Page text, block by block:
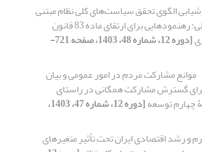
الگوی تحقق سیاست‌های کلی نظام مبتنی
بر شاخص‌های بین‌المللی: رهنمودهایی برای ارتقای ماده 83 قانون
[دوره 12، شماره 48، 1403، صفحه 721-
موانع مشارکت مردم در امور عمومی و بیان
گسترش مشارکت همگانی در راستای
چهارم توسعه [دوره 12، شماره 47، 1403،
و رشد اقتصادی ایران تحت تأثیر متغیرهای